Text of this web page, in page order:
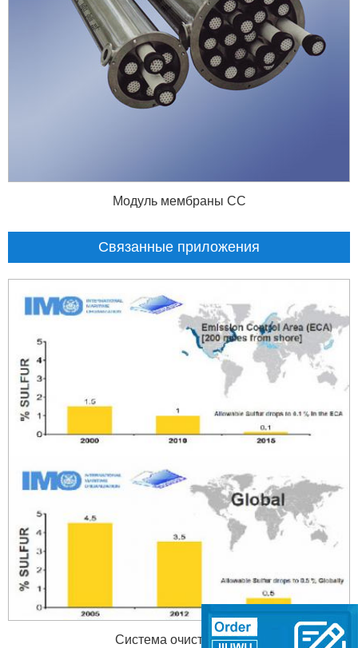
Модуль мембраны СС
Связанные приложения
Система очистки газа